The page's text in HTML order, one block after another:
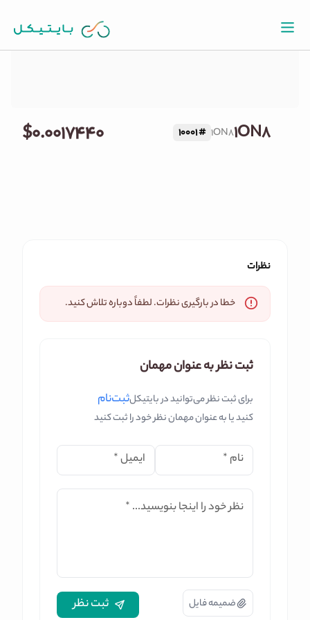
قیمت لحظه ای 1ON8
1ON8
1ON8
#
10001 $۰.۰۰۱۷۴۴۰
نظرات
خطا در بارگیری نظرات. لطفاً دوباره تلاش کنید.
ثبت نظر به عنوان مهمان
برای ثبت نظر می‌توانید در بایتیکلثبت‌نام
کنید یا به عنوان مهمان نظر خود را ثبت کنید
نام * ایمیل*
نظر خود را اینجا بنویسید... *
ضمیمه فایل ثبت نظر